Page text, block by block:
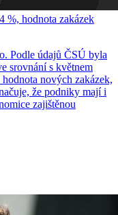
%, hodnota zakázek
Podle údajů ČSÚ byla
srovnání s květnem
nových zakázek,
že podniky mají i
zajištěnou